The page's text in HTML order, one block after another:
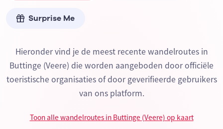
Surprise Me
Hieronder vind je de meest recente wandelroutes in
Buttinge (Veere) die worden aangeboden door officiële
toeristische organisaties of door geverifieerde gebruikers
van ons platform.
Toon alle wandelroutes in Buttinge (Veere) op kaart